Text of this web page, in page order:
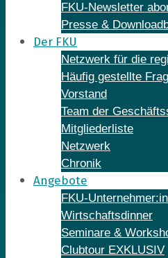
FKU-Newsletter
Presse &
Der FKU
Netzwerk für die
Häufig gestellte
Vorstand
Team der
Mitgliederliste
Netzwerk
Chronik
Angebote
FKU-
Wirtschaftsdinner
Seminare &
Clubtour EXKLUSIV